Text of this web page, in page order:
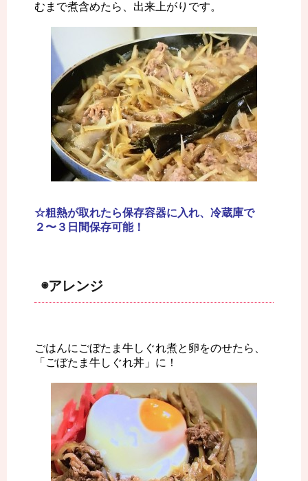
むまで煮含めたら、出来上がりです。
☆粗熱が取れたら保存容器に入れ、冷蔵庫で
２〜３日間保存可能！
◉アレンジ
ごはんにごぼたま牛しぐれ煮と卵をのせたら、
「ごぼたま牛しぐれ丼」に！